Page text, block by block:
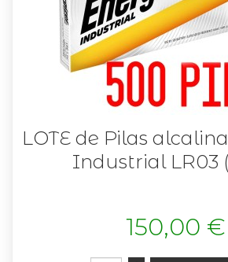
LOTE de Pilas
Industrial LR03
150,00 €